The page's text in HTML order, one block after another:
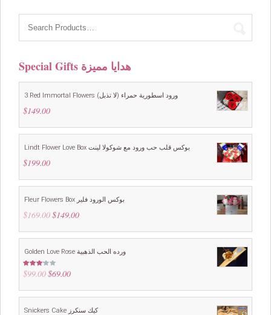
Special Gifts هدايا مميزة
3 Red Immortal Flowers ورود اسطورية حمراء (لا تذبل)
$149.00
Lindt Flower Love Box بوكس قلب حب ورود مع شوكولا لينت
$199.00
Fleur Flowers Box بوكس الورود فلير
$169.00 Original
was:
$149.00Current
is:
Golden Love Rose ورده الحب الذهبية
Rated
3.00
5
$99.00 Original
was:
$69.00Current
is:
Snickers Cake كيك سنكرز